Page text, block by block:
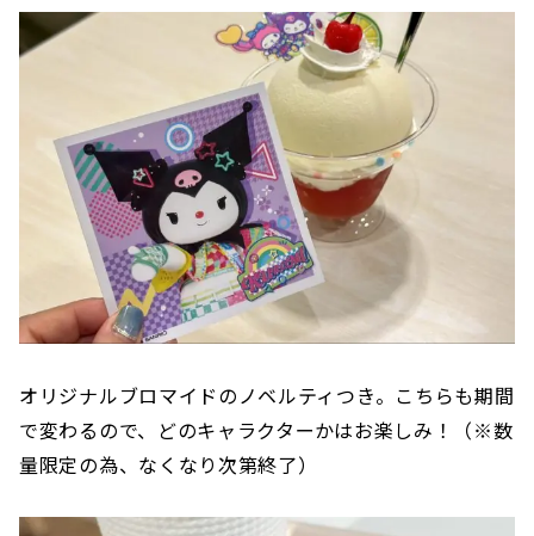
オリジナルブロマイドのノベルティつき。こちらも期間
で変わるので、どのキャラクターかはお楽しみ！（※数
量限定の為、なくなり次第終了）